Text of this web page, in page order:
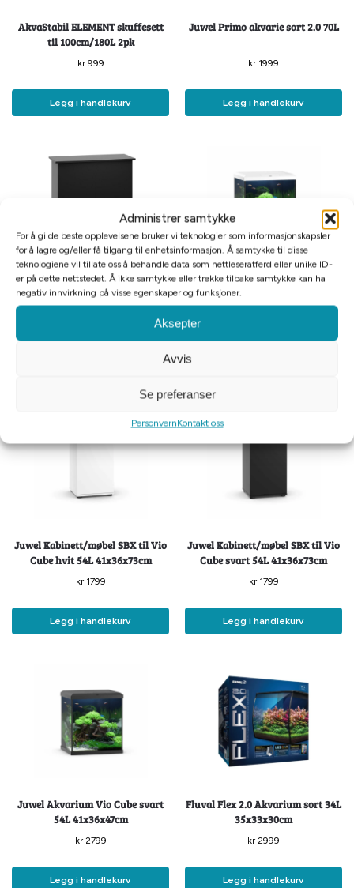
Administrer samtykke
For å gi de beste opplevelsene bruker vi teknologier som informasjonskapsler
for å lagre og/eller få tilgang til enhetsinformasjon. Å samtykke til disse
teknologiene vil tillate oss å behandle data som nettleseratferd eller unike ID-
er på dette nettstedet. Å ikke samtykke eller trekke tilbake samtykke kan ha
negativ innvirkning på visse egenskaper og funksjoner.
Aksepter
Avvis
Se preferanser
PersonvernKontakt oss
AkvaStabil ELEMENT skuffesett
til 100cm/180L 2pk
kr999
Legg i handlekurv
Juwel Primo akvarie sort 2.0 70L
kr 1999
Legg i handlekurv
Juwel Kabinett SBX svart til Rio
125/Primo 110
Juwel Akvarium Vio Cube hvit
54L 41x36x47cm
Juwel Kabinett/møbel SBX til Vio
Cube hvit 54L 41x36x73cm
kr1799
Legg i handlekurv
Juwel Kabinett/møbel SBX til Vio
Cube svart 54L 41x36x73cm
kr1799
Legg i handlekurv
Juwel Akvarium Vio Cube svart
54L 41x36x47cm
kr2799
Legg i handlekurv
Fluval Flex 2.0 Akvarium sort 34L
35x33x30cm
kr 2999
Legg i handlekurv